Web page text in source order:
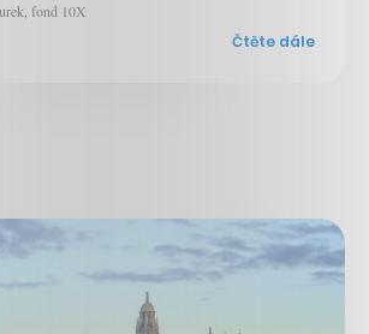
fond 10X
Čtěte dále